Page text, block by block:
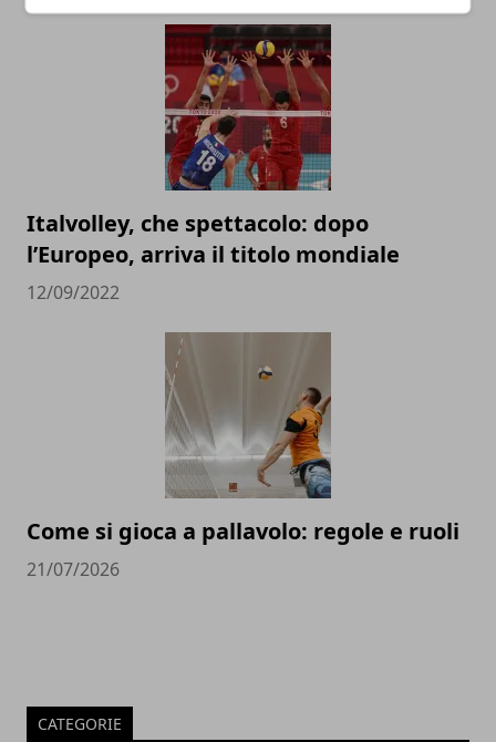
Italvolley, che spettacolo: dopo
l’Europeo, arriva il titolo mondiale
12/09/2022
Come si gioca a pallavolo: regole e ruoli
21/07/2026
CATEGORIE